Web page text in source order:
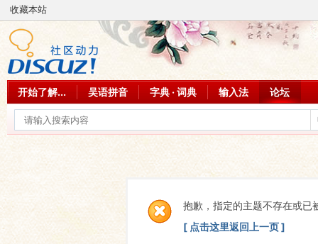
收藏本站
开始了解... 吴语拼音 字典 · 词典 输入法 论坛
抱歉，指定的主题不存在或已
[ 点击这里返回上一页 ]